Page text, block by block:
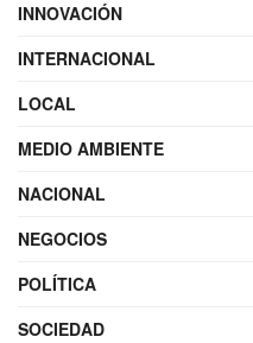
INNOVACIÓN
INTERNACIONAL
LOCAL
MEDIO AMBIENTE
NACIONAL
NEGOCIOS
POLÍTICA
SOCIEDAD